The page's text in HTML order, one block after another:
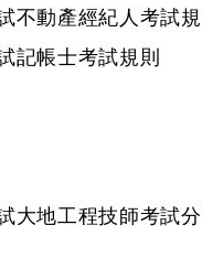
不動產經紀人考試規
記帳士考試規則
大地工程技師考試